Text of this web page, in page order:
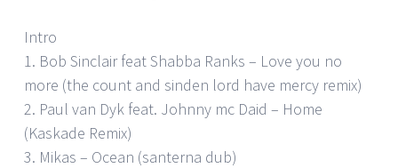
Intro
1. Bob Sinclair feat Shabba Ranks – Love you no
more (the count and sinden lord have mercy remix)
2. Paul van Dyk feat. Johnny mc Daid – Home
(Kaskade Remix)
3. Mikas – Ocean (santerna dub)